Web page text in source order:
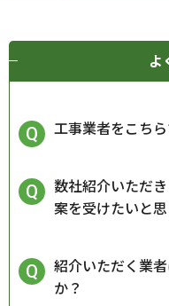
よ
工事業者をこち
数社紹介いただ
案を受けたいと思
紹介いただく業
か？